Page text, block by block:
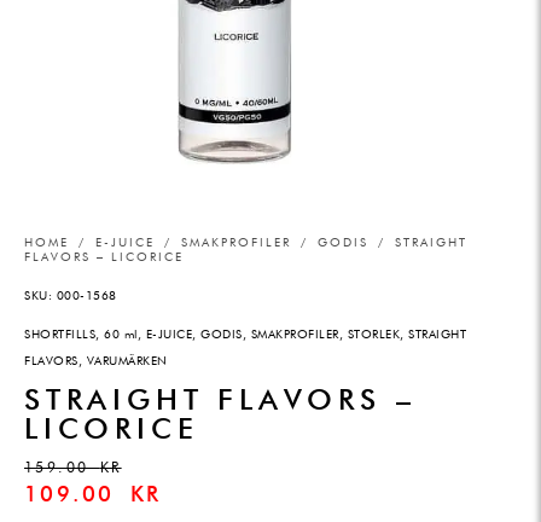
HOME / E-JUICE / SMAKPROFILER / GODIS
/ STRAIGHT
FLAVORS – LICORICE
SKU: 000-1568
SHORTFILLS 60 ml E-JUICE GODIS SMAKPROFILER STORLEK STRAIGHT
FLAVORS
VARUMÄRKEN
STRAIGHT FLAVORS –
LICORICE
159.00KR
109.00 KR